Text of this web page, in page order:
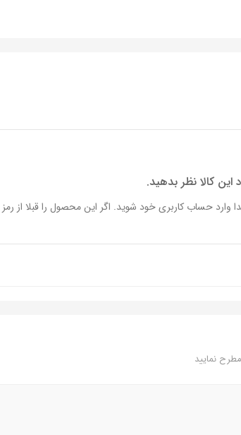
چراغ جلو 16 وات / چراغ باتری 0.3 وات
5 ولت / 1800 میلی آمپر
حدود 18 ساعت
کالا نظر بدهید.
وارد حساب کاربری خود شوید. اگر این محصول را قبلا از
نمایید